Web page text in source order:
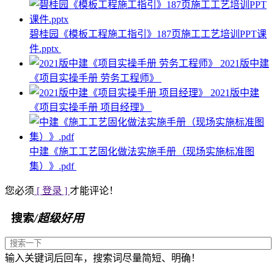
碧桂园《模板工程施工指引》187页施工工艺培训PPT课
件.pptx
2021版中建
《项目实操手册 劳务工程师》
2021版中建
《项目实操手册 项目经理》
中建《施工工艺固化做法实施手册（现场实施标准图
集）》.pdf
您必须 [ 登录 ] 才能评论！
搜索/超级好用
输入关键词后回车，搜索词尽量简短、明确！